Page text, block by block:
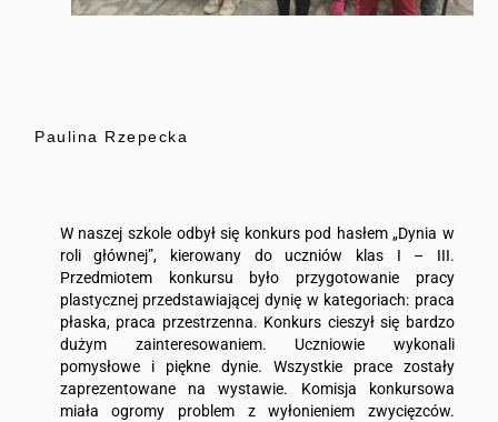
Paulina Rzepecka
W naszej szkole odbył się konkurs pod hasłem „Dynia w
roli głównej”, kierowany do uczniów klas I – III.
Przedmiotem konkursu było przygotowanie pracy
plastycznej przedstawiającej dynię w kategoriach: praca
płaska, praca przestrzenna. Konkurs cieszył się bardzo
dużym zainteresowaniem. Uczniowie wykonali
pomysłowe i piękne dynie. Wszystkie prace zostały
zaprezentowane na wystawie. Komisja konkursowa
miała ogromy problem z wyłonieniem zwycięzców.